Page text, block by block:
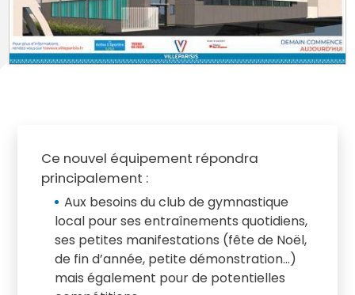
Ce nouvel équipement répondra
principalement :
Aux besoins du club de gymnastique
local pour ses entraînements quotidiens,
ses petites manifestations (fête de Noël,
de fin d’année, petite démonstration…)
mais également pour de potentielles